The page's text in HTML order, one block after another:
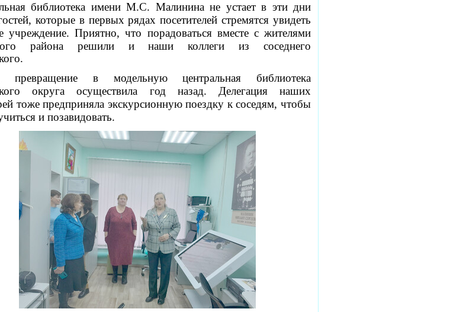
библиотека имени М.С. Малинина не устает в эти дни
которые в первых рядах посетителей стремятся увидеть
учреждение.Приятно, что порадоваться вместе с жителями
района решили и наши коллеги из соседнего
превращение в модельную центральная библиотека
округа осуществила год назад. Делегация наших
тоже предприняла экскурсионную поездку к соседям, чтобы
и позавидовать.